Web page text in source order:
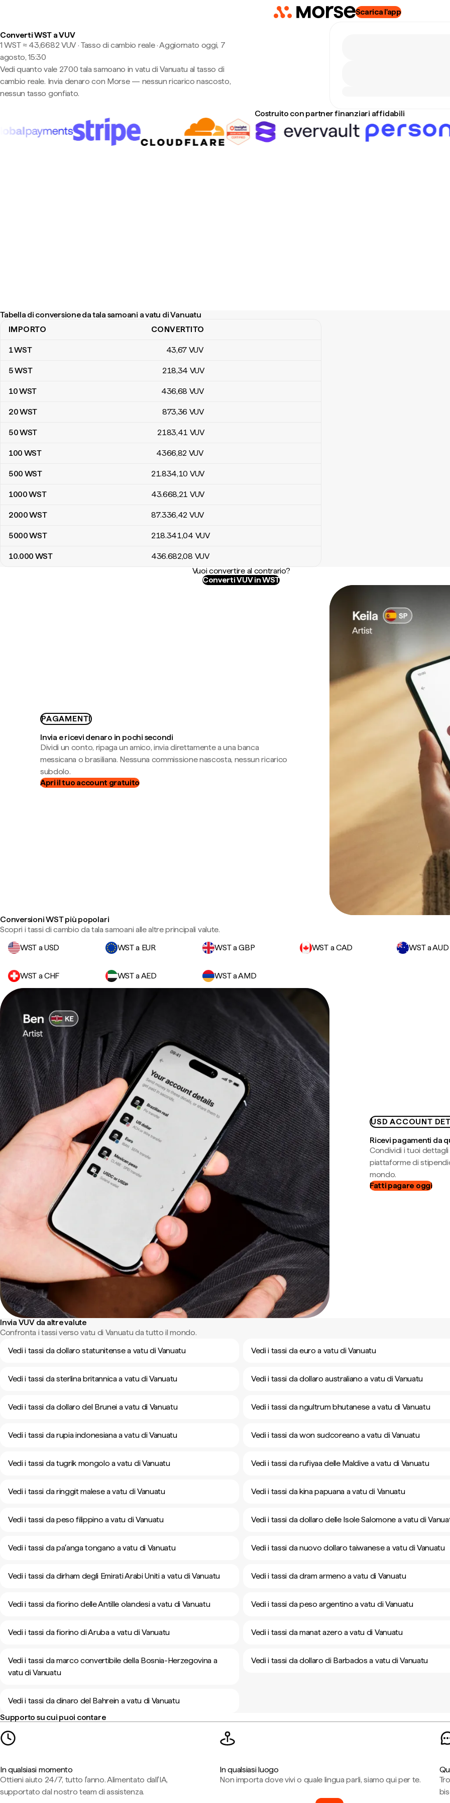
Scarica l'app
Converti WST a VUV
1 WST ≈ 43,6682 VUV · Tasso di cambio reale·Aggiornato oggi, 7
agosto, 15:30
Vedi quanto vale 2700 tala samoano in vatu di Vanuatu al tasso di
cambio reale. Invia denaro con Morse — nessun ricarico nascosto,
nessun tasso gonfiato.
Costruito con partner finanziari affidabili
Tabella di conversione da tala samoani a vatu di Vanuatu
Tabella di conversione da tala samoani a vatu di Vanuatu
IMPORTO CONVERTITO
1WST 43,67 VUV
5WST 218,34 VUV
10WST 436,68 VUV
20WST 873,36 VUV
50WST 2183,41 VUV
100 WST 4366,82 VUV
500 WST 21.834,10 VUV
1000WST 43.668,21 VUV
2000WST 87.336,42 VUV
5000WST 218.341,04 VUV
10.000 WST 436.682,08 VUV
Vuoi convertire al contrario?
Converti VUV in WST
PAGAMENTI
Invia e ricevi denaro in pochi secondi
Dividi un conto, ripaga un amico, invia direttamente a una banca
messicana o brasiliana. Nessuna commissione nascosta, nessun ricarico
subdolo.
Apri il tuo account gratuito
Conversioni WST più popolari
Scopri i tassi di cambio da tala samoani alle altre principali valute.
WST a USD
WST a EUR WST a GBP WST a CAD WST a AUD
WST a CHF WST a AED WST a AMD
USD ACCOUNT
Ricevi pagamenti da
Condividi i tuoi dettagli
piattaforme di
mondo.
Fatti pagare oggi
Invia VUV da altre valute
Confronta i tassi verso vatu di Vanuatu da tutto il mondo.
Vedi i tassi da dollaro statunitense a vatu di Vanuatu
Vedi i tassi da euro a vatu di Vanuatu
Vedi i tassi da sterlina britannica a vatu di Vanuatu Vedi i tassi da dollaro australiano a vatu di Vanuatu
Vedi i tassi da dollaro del Brunei a vatu di Vanuatu Vedi i tassi da ngultrum bhutanese a vatu di Vanuatu
Vedi i tassi da rupia indonesiana a vatu di Vanuatu Vedi i tassi da won sudcoreano a vatu di Vanuatu
Vedi i tassi da tugrik mongolo a vatu di Vanuatu Vedi i tassi da rufiyaa delle Maldive a vatu di Vanuatu
Vedi i tassi da ringgit malese a vatu di Vanuatu Vedi i tassi da kina papuana a vatu di Vanuatu
Vedi i tassi da peso filippino a vatu di Vanuatu Vedi i tassi da dollaro delle Isole Salomone a vatu di
Vedi i tassi da paʻanga tongano a vatu di Vanuatu Vedi i tassi da nuovo dollaro taiwanese a vatu di Vanuatu
Vedi i tassi da dirham degli Emirati Arabi Uniti a vatu di Vanuatu Vedi i tassi da dram armeno a vatu di Vanuatu
Vedi i tassi da fiorino delle Antille olandesi a vatu di Vanuatu Vedi i tassi da peso argentino a vatu di Vanuatu
Vedi i tassi da fiorino di Aruba a vatu di Vanuatu Vedi i tassi da manat azero a vatu di Vanuatu
Vedi i tassi da marco convertibile della Bosnia-Herzegovina a
vatu di Vanuatu
Vedi i tassi da dollaro di Barbados a vatu di Vanuatu
Vedi i tassi da dinaro del Bahrein a vatu di Vanuatu
Supporto su cui puoi contare
In qualsiasi momento
Ottieni aiuto 24/7, tutto l'anno. Alimentato dall'IA,
supportato dal nostro team di assistenza.
In qualsiasi luogo
Non importa dove vivi o quale lingua parli, siamo qui per te.